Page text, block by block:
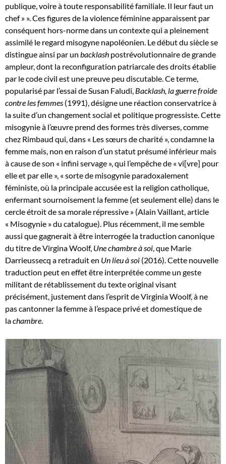
publique, voire à toute responsabilité familiale. Il leur faut un
chef » ». Ces figures de la violence féminine apparaissent par
conséquent hors-norme dans un contexte qui a pleinement
assimilé le regard misogyne napoléonien. Le début du siècle se
distingue ainsi par un backlash postrévolutionnaire de grande
ampleur, dont la reconfiguration patriarcale des droits établie
par le code civil est une preuve peu discutable. Ce terme,
popularisé par l’essai de Susan Faludi, Backlash, la guerre froide
contre les femmes (1991), désigne une réaction conservatrice à
la suite d’un changement social et politique progressiste. Cette
misogynie à l’œuvre prend des formes très diverses, comme
chez Rimbaud qui, dans « Les sœurs de charité », condamne la
femme mais, non en raison d’un statut présumé inférieur mais
à cause de son « infini servage », qui l’empêche de « vi[vre] pour
elle et par elle », « sorte de misogynie paradoxalement
féministe, où la principale accusée est la religion catholique,
enfermant sournoisement la femme (et seulement elle) dans le
cercle étroit de sa morale répressive » (Alain Vaillant, article
« Misogynie » du catalogue). Plus récemment, il me semble
aussi que gagnerait à être interrogée la traduction canonique
du titre de Virgina Woolf, Une chambre à soi, que Marie
Darrieussecq a retraduit en Un lieu à soi (2016). Cette nouvelle
traduction peut en effet être interprétée comme un geste
militant de rétablissement du texte original visant
précisément, justement dans l’esprit de Virginia Woolf, à ne
pas cantonner la femme à l’espace privé et domestique de
lachambre.